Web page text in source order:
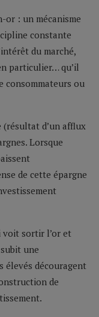
or : un mécanisme
constante
du marché,
particulier… qu’il
consommateurs ou
(résultat d’un afflux
Lorsque
de cette épargne
voit sortir l’or et
une
élevés découragent
de